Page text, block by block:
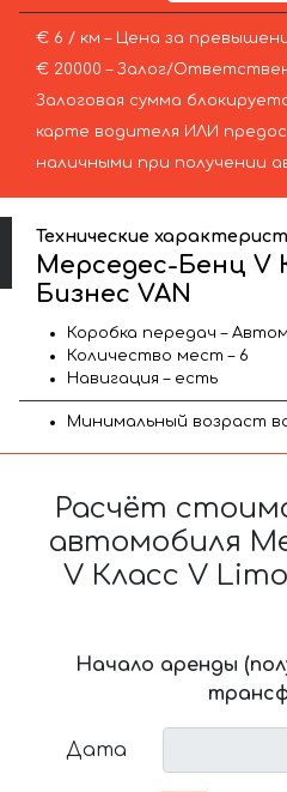
€ 6 / км – Цена за
€ 20000 – Залог/
Залоговая сумма
карте водителя ИЛИ
наличными при получении
Технические
Мерседес-Бенц V
Бизнес VAN
Коробка передач –
Количество мест – 6
Навигация – есть
Минимальный возраст
Расчёт
автомобиля
V Класс V
Начало аренды
Дата